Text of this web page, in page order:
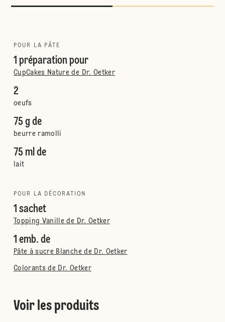
POUR LA PÂTE
1 préparation pour
CupCakes Nature de Dr. Oetker
2
oeufs
75 g de
beurre ramolli
75 ml de
lait
POUR LA DÉCORATION
1 sachet
Topping Vanille de Dr. Oetker
1 emb. de
Pâte à sucre Blanche de Dr. Oetker
Colorants de Dr. Oetker
Voir les produits